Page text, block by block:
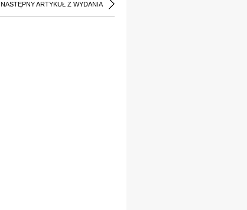
NASTĘPNY ARTYKUŁ Z WYDANIA